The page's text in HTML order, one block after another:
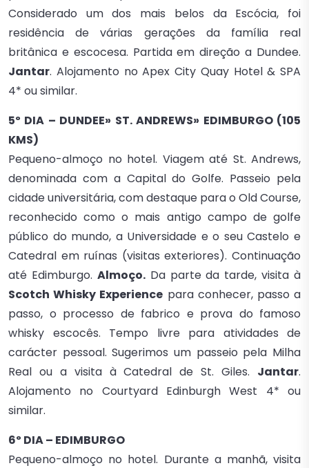
Considerado um dos mais belos da Escócia, foi
residência de várias gerações da família real
britânica e escocesa. Partida em direção a Dundee.
Jantar. Alojamento no Apex City Quay Hotel & SPA
4* ou similar.
5º DIA – DUNDEE» ST. ANDREWS» EDIMBURGO (105
KMS)
Pequeno-almoço no hotel. Viagem até St. Andrews,
denominada com a Capital do Golfe. Passeio pela
cidade universitária, com destaque para o Old Course,
reconhecido como o mais antigo campo de golfe
público do mundo, a Universidade e o seu Castelo e
Catedral em ruínas (visitas exteriores). Continuação
até Edimburgo. Almoço.Da parte da tarde, visita à
Scotch Whisky Experience para conhecer, passo a
passo, o processo de fabrico e prova do famoso
whisky escocês. Tempo livre para atividades de
carácter pessoal. Sugerimos um passeio pela Milha
Real ou a visita à Catedral de St. Giles. Jantar.
Alojamento no Courtyard Edinburgh West 4* ou
similar.
6º DIA – EDIMBURGO
Pequeno-almoço no hotel. Durante a manhã, visita